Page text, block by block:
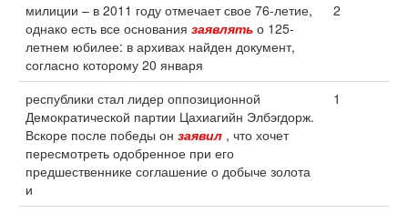
милиции – в 2011 году отмечает свое 76-летие,
однако есть все основания заявлять о 125-
летнем юбилее: в архивах найден документ,
согласно которому 20 января
2
республики стал лидер оппозиционной
Демократической партии Цахиагийн Элбэгдорж.
Вскоре после победы он заявил , что хочет
пересмотреть одобренное при его
предшественнике соглашение о добыче золота
и
1